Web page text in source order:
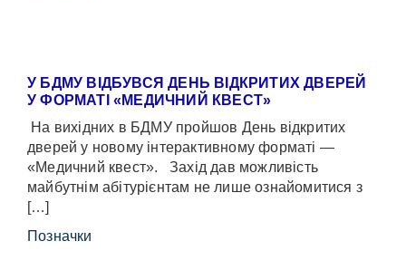
У БДМУ ВІДБУВСЯ ДЕНЬ ВІДКРИТИХ ДВЕРЕЙ
У ФОРМАТІ «МЕДИЧНИЙ КВЕСТ»
На вихідних в БДМУ пройшов День відкритих
дверей у новому інтерактивному форматі —
«Медичний квест». Захід дав можливість
майбутнім абітурієнтам не лише ознайомитися з
[…]
Позначки